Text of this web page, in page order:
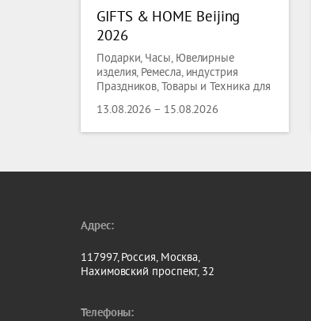
GIFTS & HOME Beijing
2026
Подарки, Часы, Ювелирные
изделия, Ремесла, индустрия
Праздников, Товары и Техника для
13.08.2026 – 15.08.2026
Адрес:
117997, Россия, Москва,
Нахимовский проспект, 32
Телефоны: